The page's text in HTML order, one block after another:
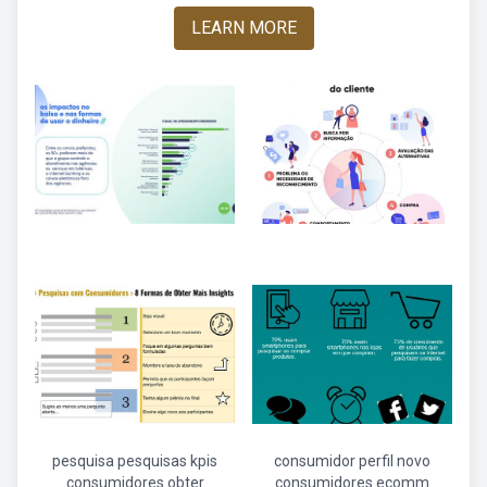
LEARN MORE
pesquisa pesquisas kpis
consumidores obter
consumidor perfil novo
consumidores ecomm